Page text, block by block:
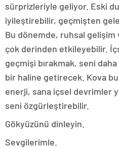
sürprizleriyle geliyor. Eski
iyileştirebilir, geçmişten
Bu dönemde, ruhsal
çok derinden etkileyebilir.
geçmişi bırakmak, seni
bir haline getirecek. Kova
enerji, sana içsel devrimler
seni özgürleştirebilir.
Gökyüzünü dinleyin.
Sevgilerimle.